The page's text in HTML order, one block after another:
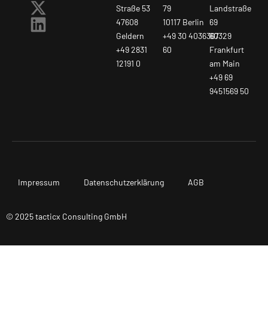
Straße 53
47608
Geldern
+49 2831
12191 0
79
10117 Berlin
+49 30 4036367
60
Landstraße
69
60329
Frankfurt
am Main
+49 69
9451569 50
Impressum Datenschutzerklärung AGB
© 2025 tacticx Consulting GmbH